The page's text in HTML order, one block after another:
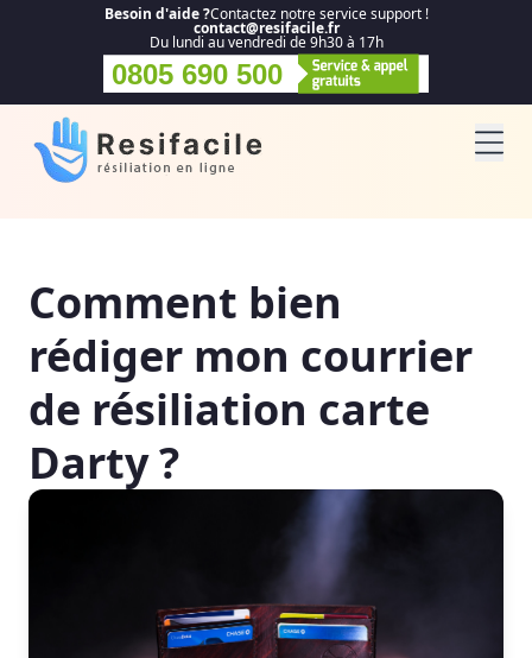
Besoin d'aide ?Contactez notre service support !
contact@resifacile.fr
Du lundi au vendredi de 9h30 à 17h
0805 690 500
Comment bien
rédiger mon courrier
de résiliation carte
Darty ?